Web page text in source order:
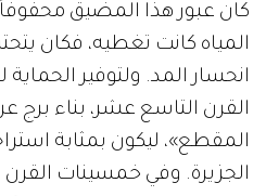
كان عبور هذا المضيق
المياه كانت تغطيه، فكان
انحسار المد. ولتوفير الحماية
القرن التاسع عشر، بناء
المقطع»، ليكون بمثابة
الجزيرة. وفي خمسينات